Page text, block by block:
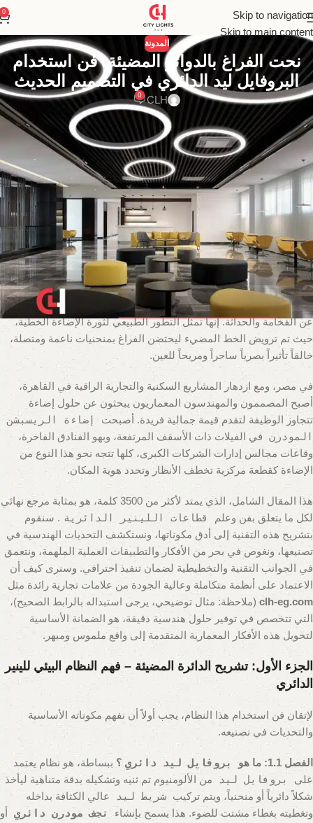
Skip to navigation
Skip to main content
0
المدونة
نحت الفراغ بالدوائر المضيئة: فن استخدام
البروفايل ليد الدائري في التصميم الحديث
CLH
0
اكتشف عالم الإضاءة الدائرية و بروفايل الليد الدائري ،
سر التصميم الداخلي الفاخر. دليلك الشامل لعام 2025 لاستخدام
اللينير ليد الدائري لخلق مساحات معمارية أنيقة ومبتكرة.
فن إضاءة اللينير الدائري: الدليل الشامل لنحت
الفراغ بالمنحنيات المضيئة
في عالم التصميم الداخلي الذي يتجه بقوة نحو البساطة الهندسية والأناقة
غير المتكلفة، هناك شكل واحد استطاع أن يكسر هيمنة الخطوط
المستقيمة ليقدم لغة تصميمية جديدة ومبهرة: الدائرة. إن إضاءة
لينير ليد
الدائرية، أو ما يُعرف بـ بروفايل ليد دائري ، ليست
مجرد وحدة إضاءة، بل هي قطعة فنية نحتية، وبيان تصميمي جريء يعبر
عن الفخامة والحداثة. إنها تمثل التطور الطبيعي لثورة الإضاءة الخطية،
حيث تم ترويض الخط المضيء ليحتضن الفراغ بمنحنيات ناعمة ومتصلة،
خالقاً تأثيراً بصرياً ساحراً ومريحاً للعين.
في مصر، ومع ازدهار المشاريع السكنية والتجارية الراقية في القاهرة،
أصبح المصممون والمهندسون المعماريون يبحثون عن حلول إضاءة
تتجاوز الوظيفة لتقدم قيمة جمالية فريدة. أصبحت
إضاءة الريسبشن
المودرن في الفيلات ذات الأسقف المرتفعة، وبهو الفنادق الفاخرة،
وقاعات مجالس إدارات الشركات الكبرى، كلها تتجه نحو هذا النوع من
الإضاءة كقطعة مركزية تخطف الأنظار وتحدد هوية المكان.
هذا المقال الشامل، الذي يمتد لأكثر من 3500 كلمة، هو بمثابة مرجع نهائي
لكل ما يتعلق بفن وعلم
قطاعات اللينير الدائرية . سنقوم
بتشريح هذه التقنية إلى أدق مكوناتها، ونستكشف التحديات الهندسية في
تصنيعها، ونغوص في بحر من الأفكار والتطبيقات العملية الملهمة، ونتعمق
في الجوانب التقنية والتخطيطية لضمان تنفيذ احترافي. وسنرى كيف أن
الاعتماد على أنظمة متكاملة وعالية الجودة من علامات تجارية رائدة مثل
clh-eg.com (ملاحظة: مثال توضيحي، يرجى استبداله بالرابط الصحيح)،
التي تتخصص في توفير حلول هندسية دقيقة، هو الضمانة الأساسية
لتحويل هذه الأفكار المعمارية المتقدمة إلى واقع ملموس ومبهر.
الجزء الأول: تشريح الدائرة المضيئة – فهم النظام البيئي للينير
الدائري
لإتقان فن استخدام هذا النظام، يجب أولاً أن نفهم مكوناته الأساسية
والتحديات في تصنيعه.
الفصل 1.1: ما هو بروفايل ليد دائري ؟ ببساطة، هو نظام يعتمد
على
بروفايل ليد
من الألومنيوم تم ثنيه وتشكيله بدقة متناهية ليأخذ
شكلاً دائرياً أو منحنياً، ويتم تركيب شريط ليد
عالي الكثافة بداخله
وتغطيته بغطاء مشتت للضوء. هذا يسمح بإنشاء
نجف مودرن دائري أو